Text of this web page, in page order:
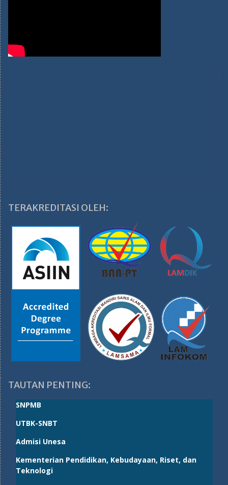
TERAKREDITASI OLEH:
TAUTAN PENTING:
SNPMB
UTBK-SNBT
Admisi Unesa
Kementerian Pendidikan, Kebudayaan, Riset, dan
Teknologi